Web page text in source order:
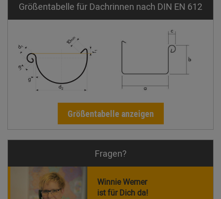
Größentabelle für Dachrinnen nach DIN EN 612
Größentabelle anzeigen
Fragen?
Winnie Werner
ist für Dich da!